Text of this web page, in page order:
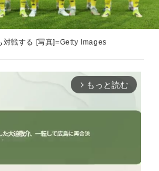
対戦する [写真]=Getty Images
arrow_forward_ios もっと読む